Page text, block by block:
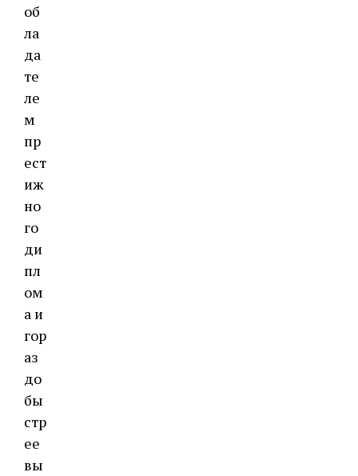
об
ла
да
те
ле
м
пр
ест
иж
но
го
ди
пл
ом
а и
гор
аз
до
бы
стр
ее
вы